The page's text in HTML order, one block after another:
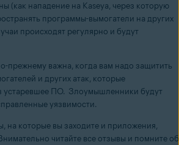
(как нападение на Kaseya, через которую
программы-вымогатели на других
происходят регулярно и будут
прежнему важна, когда вам надо защитить
и других атак, которые
устаревшее ПО. Злоумышленники будут
уязвимости.
на которые вы заходите и приложения,
читайте все отзывы и помните об